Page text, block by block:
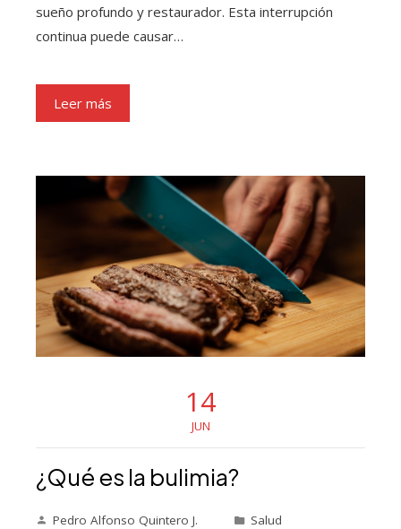
sueño profundo y restaurador. Esta interrupción
continua puede causar…
Leer más
14
JUN
¿Qué es la bulimia?
Pedro Alfonso Quintero J. Salud